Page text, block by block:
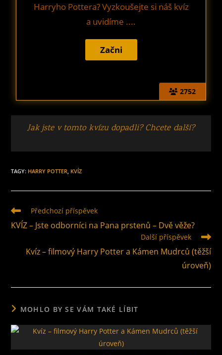
2752
Harryho Pottera? Vyzkoušejte si náš kvíz
a uvidíme ....
Jak jste v tomto kvízu dopadli? Chcete další?
TAGY: HARRY POTTER, KVÍZ
Předchozí příspěvek
KVÍZ – Jste odborníci na Pana prstenů – Dvě věže?
Další příspěvek
Kvíz – filmový Harry Potter a Kámen Mudrců (těžší
úroveň)
MOHLO BY SE VÁM TAKÉ LÍBIT